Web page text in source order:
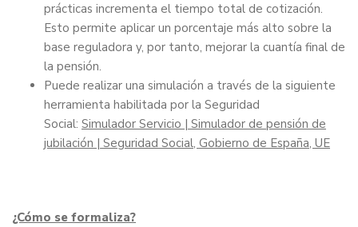
prácticas incrementa el tiempo total de cotización.
Esto permite aplicar un porcentaje más alto sobre la
base reguladora y, por tanto, mejorar la cuantía final de
la pensión.
Puede realizar una simulación a través de la siguiente
herramienta habilitada por la Seguridad
Social: Simulador Servicio | Simulador de pensión de
jubilación | Seguridad Social, Gobierno de España, UE
¿Cómo se formaliza?